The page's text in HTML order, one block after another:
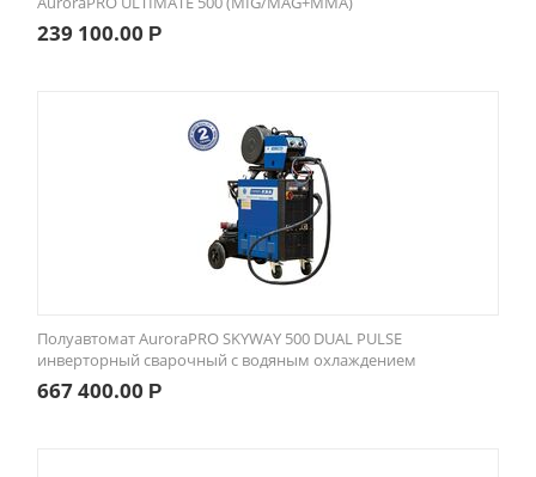
239 100.00 Р
Полуавтомат AuroraPRO SKYWAY 500 DUAL PULSE
инверторный сварочный с водяным охлаждением
667 400.00 Р